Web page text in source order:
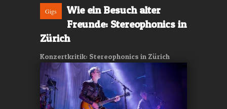
Gigs
Wie ein Besuch alter
Freunde: Stereophonics in
Zürich
Konzertkritik: Stereophonics in Zürich